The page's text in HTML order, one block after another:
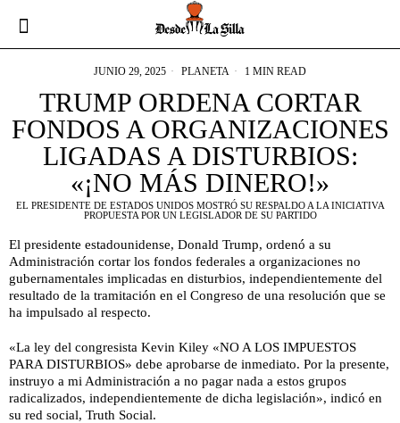
JUNIO 29, 2025 PLANETA 1 MIN READ
TRUMP ORDENA CORTAR
FONDOS A ORGANIZACIONES
LIGADAS A DISTURBIOS:
«¡NO MÁS DINERO!»
EL PRESIDENTE DE ESTADOS UNIDOS MOSTRÓ SU RESPALDO A LA INICIATIVA
PROPUESTA POR UN LEGISLADOR DE SU PARTIDO
El presidente estadounidense, Donald Trump, ordenó a su
Administración cortar los fondos federales a organizaciones no
gubernamentales implicadas en disturbios, independientemente del
resultado de la tramitación en el Congreso de una resolución que se
ha impulsado al respecto.
«La ley del congresista Kevin Kiley «NO A LOS IMPUESTOS
PARA DISTURBIOS» debe aprobarse de inmediato. Por la presente,
instruyo a mi Administración a no pagar nada a estos grupos
radicalizados, independientemente de dicha legislación», indicó en
su red social, Truth Social.